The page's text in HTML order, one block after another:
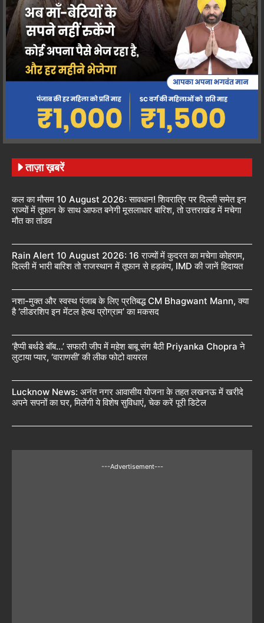
ताज़ा ख़बरें
कल का मौसम 10 August 2026: सावधान! शिवरात्रि पर दिल्ली समेत इन
राज्यों में तूफान के साथ आफत बनेगी मूसलाधार बारिश, तो उत्तराखंड में मचेगा
मौत का तांडव
Rain Alert 10 August 2026: 16 राज्यों में कुदरत का मचेगा कोहराम,
दिल्ली में भारी बारिश तो राजस्थान में तूफान से हड़कंप, IMD की जानें हिदायत
नशा-मुक्त और स्वस्थ पंजाब के लिए प्रतिबद्ध CM Bhagwant Mann, क्या
है ‘लीडरशिप इन मेंटल हेल्थ प्रोग्राम’ का मकसद
‘हैप्पी बर्थडे बॉब…’ सफारी जीप में महेश बाबू संग बैठी Priyanka Chopra ने
लुटाया प्यार, ‘वाराणसी’ की लीक फोटो वायरल
Lucknow News: अनंत नगर आवासीय योजना के तहत लखनऊ में खरीदे
अपने सपनों का घर, मिलेंगी ये विशेष सुविधाएं, चेक करें पूरी डिटेल
---Advertisement---